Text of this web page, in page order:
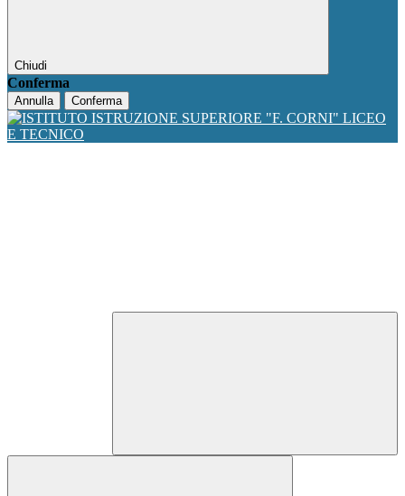
Chiudi
Conferma
Annulla Conferma